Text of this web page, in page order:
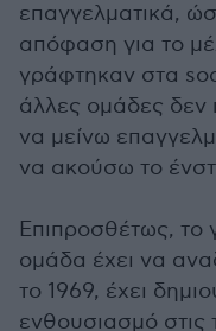
επαγγελματικά,
απόφαση για το
γράφτηκαν στα
άλλες ομάδες
να μείνω
να ακούσω το
Επιπροσθέτως, το
ομάδα έχει να
το 1969, έχει
ενθουσιασμό